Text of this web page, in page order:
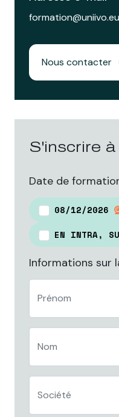
formation@uniivo.eu
Nous contacter
S'inscrire
Date de
08/12/2026
EN INTRA,
Informations sur